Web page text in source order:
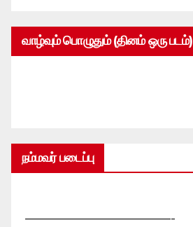
வாழ்வும் பொழுதும் (தினம் ஒரு படம்)
நம்மவர் படைப்பு
—————————————-